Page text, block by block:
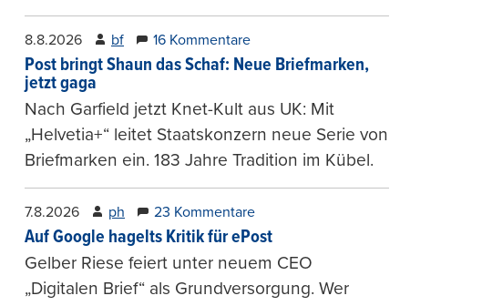
8.8.2026 bf 16 Kommentare
Post bringt Shaun das Schaf: Neue Briefmarken,
jetzt gaga
Nach Garfield jetzt Knet-Kult aus UK: Mit
„Helvetia+“ leitet Staatskonzern neue Serie von
Briefmarken ein. 183 Jahre Tradition im Kübel.
7.8.2026 ph 23 Kommentare
Auf Google hagelts Kritik für ePost
Gelber Riese feiert unter neuem CEO
„Digitalen Brief“ als Grundversorgung. Wer